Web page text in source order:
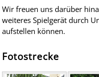
Wir freuen uns darüber
weiteres Spielgerät durch
aufstellen können.
Fotostrecke